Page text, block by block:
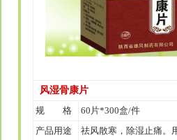
风湿骨康片
规 格
60片*300盒/件
产品用途
祛风散寒，除湿止痛。